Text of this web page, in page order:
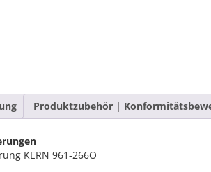
Produktzubehör |
KERN 961-266O